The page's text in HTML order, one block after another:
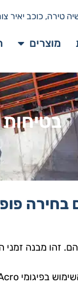
טירה, כוכב יאיר
מוצרים
בטיחות
בחירה
זהו מבנה